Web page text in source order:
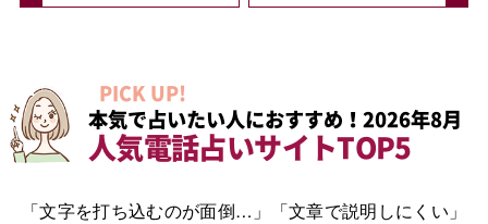
PICK UP!
本気で占いたい人におすすめ！2026年8月
人気電話占いサイトTOP5
「文字を打ち込むのが面倒…」「文章で説明しにくい」